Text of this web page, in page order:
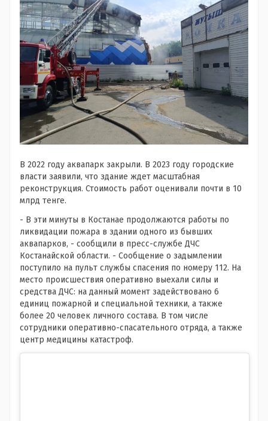
В 2022 году аквапарк закрыли. В 2023 году городские
власти заявили, что здание ждет масштабная
реконструкция. Стоимость работ оценивали почти в 10
млрд тенге.
- В эти минуты в Костанае продолжаются работы по
ликвидации пожара в здании одного из бывших
аквапарков, - сообщили в пресс-службе ДЧС
Костанайской области. - Сообщение о задымлении
поступило на пульт службы спасения по номеру 112. На
место происшествия оперативно выехали силы и
средства ДЧС: на данный момент задействовано 6
единиц пожарной и специальной техники, а также
более 20 человек личного состава. В том числе
сотрудники оперативно-спасательного отряда, а также
центр медицины катастроф.